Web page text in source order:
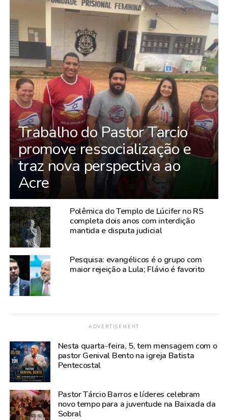
Trabalho do Pastor Tarcio
promove ressocialização e
traz nova perspectiva ao
Acre
Polêmica do Templo de Lúcifer no RS
completa dois anos com interdição
mantida e disputa judicial
Pesquisa: evangélicos é o grupo com
maior rejeição a Lula; Flávio é favorito
ADVERTISEMENT
Nesta quarta-feira, 5, tem mensagem com o
pastor Genival Bento na igreja Batista
Pentecostal
Pastor Tárcio Barros e líderes celebram
novo tempo para a juventude na Baixada da
Sobral